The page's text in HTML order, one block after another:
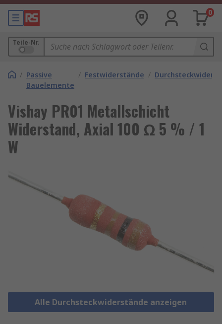
0
Teile-Nr.
/ Passive
Bauelemente
/ Festwiderstände /
Vishay PR01 Metallschicht
Widerstand, Axial 100 Ω 5 % / 1
W
Alle Durchsteckwiderstände anzeigen